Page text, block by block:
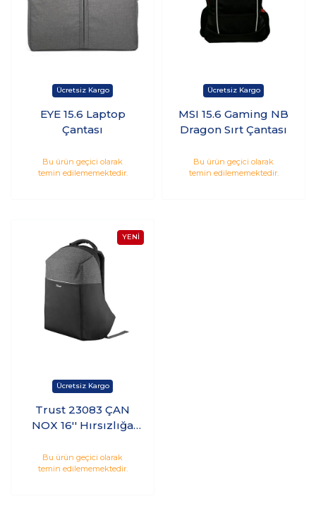
EYE 15.6 Laptop
Çantası
Bu ürün geçici olarak
temin edilememektedir.
MSI 15.6 Gaming NB
Dragon Sırt Çantası
Bu ürün geçici olarak
temin edilememektedir.
Trust 23083 ÇAN
NOX 16'' Hırsızlığa
Bu ürün geçici olarak
temin edilememektedir.